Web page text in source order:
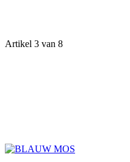
Artikel 3 van 8